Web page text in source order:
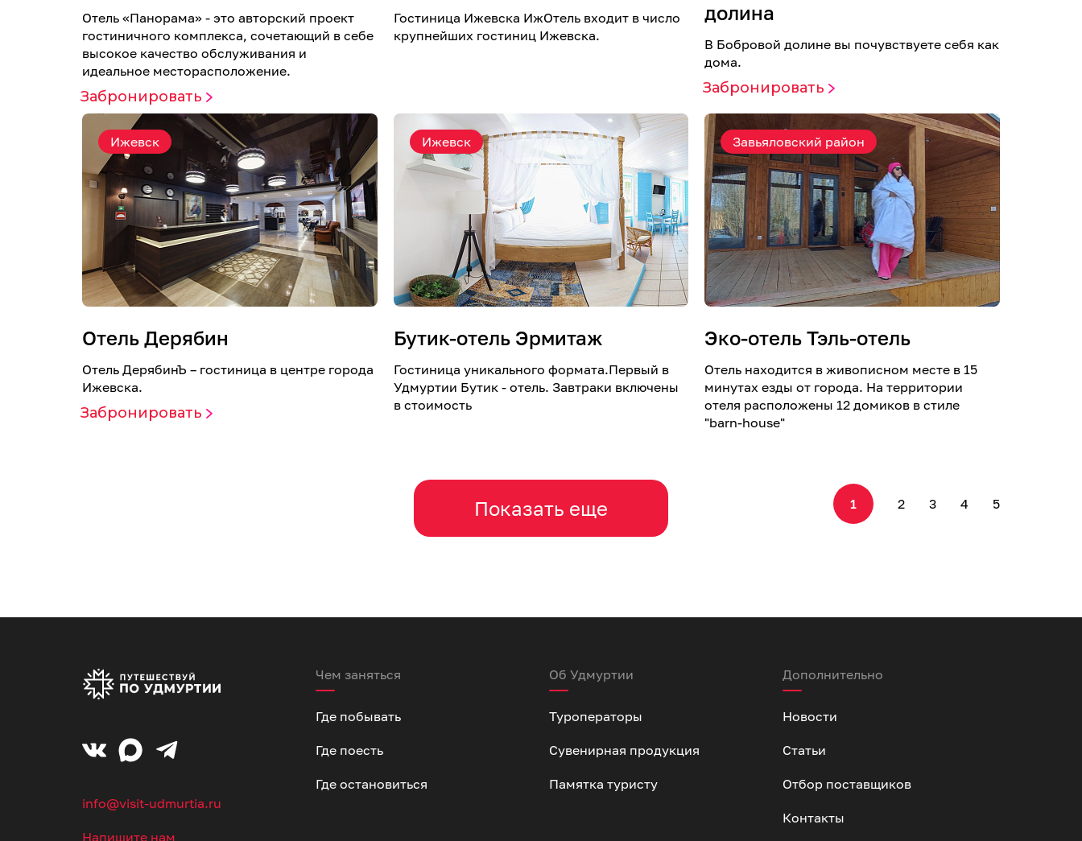
Отель «Панорама» - это авторский проект
гостиничного комплекса, сочетающий в себе
высокое качество обслуживания и
идеальное месторасположение.
Забронировать
Гостиница Ижевска ИжОтель входит в число
крупнейших гостиниц Ижевска.
долина
В Бобровой долине вы почувствуете себя как
дома.
Забронировать
Ижевск
Отель Дерябин
Отель ДерябинЪ – гостиница в центре города
Ижевска.
Забронировать
Ижевск
Бутик-отель Эрмитаж
Гостиница уникального формата.Первый в
Удмуртии Бутик - отель. Завтраки включены
в стоимость
Завьяловский район
Эко-отель Тэль-отель
Отель находится в живописном месте в 15
минутах езды от города. На территории
отеля расположены 12 домиков в стиле
"barn-house"
Показать еще 1 2 3 4 5
info@visit-udmurtia.ru
Напишите нам
Чем заняться
Где побывать
Где поесть
Где остановиться
Об Удмуртии
Туроператоры
Сувенирная продукция
Памятка туристу
Дополнительно
Новости
Статьи
Отбор поставщиков
Контакты